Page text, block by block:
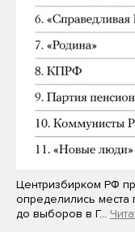
Центризбирком РФ
определились места
до выборов в Г…